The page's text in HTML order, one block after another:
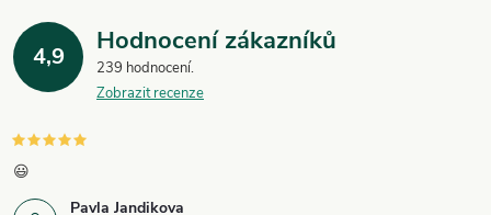
p
i
u
4,9 Hodnocení zákazníků
239 hodnocení
Zobrazit recenze
Pavla Jandikova
😃